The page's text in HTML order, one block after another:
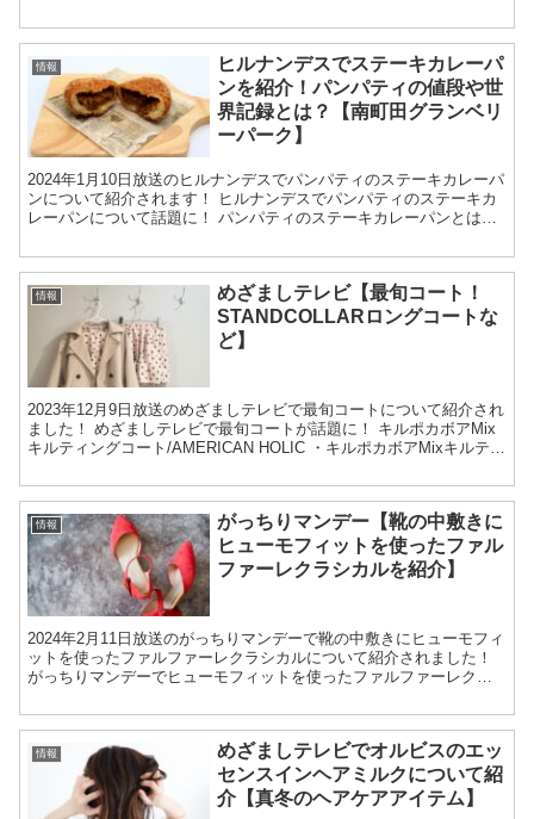
情報
ヒルナンデスでステーキカレーパ
ンを紹介！パンパティの値段や世
界記録とは？【南町田グランベリ
ーパーク】
2024年1月10日放送のヒルナンデスでパンパティのステーキカレーパ
ンについて紹介されます！ ヒルナンデスでパンパティのステーキカ
レーパンについて話題に！ パンパティのステーキカレーパンとは？
情報
めざましテレビ【最旬コート！
STANDCOLLARロングコートな
ど】
2023年12月9日放送のめざましテレビで最旬コートについて紹介され
ました！ めざましテレビで最旬コートが話題に！ キルポカボアMix
キルティングコート/AMERICAN HOLIC ・キルポカボアMixキルティ
情報
がっちりマンデー【靴の中敷きに
ヒューモフィットを使ったファル
ファーレクラシカルを紹介】
2024年2月11日放送のがっちりマンデーで靴の中敷きにヒューモフィ
ットを使ったファルファーレクラシカルについて紹介されました！
がっちりマンデーでヒューモフィットを使ったファルファーレクラ
情報
めざましテレビでオルビスのエッ
センスインヘアミルクについて紹
介【真冬のヘアケアアイテム】